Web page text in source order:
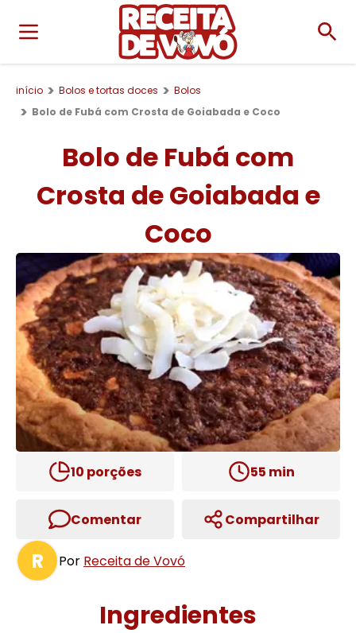
início Bolos e tortas doces
Bolos
Bolo de Fubá com Crosta de Goiabada e Coco
Bolo de Fubá com
Crosta de Goiabada e
Coco
10 porções 55 min
Comentar Compartilhar
R Por Receita de Vovó
Ingredientes